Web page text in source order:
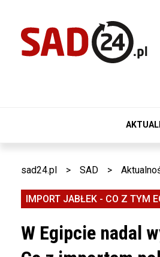
sad24.pl > SAD >
IMPORT JABŁEK - CO Z TYM
W Egipcie nadal